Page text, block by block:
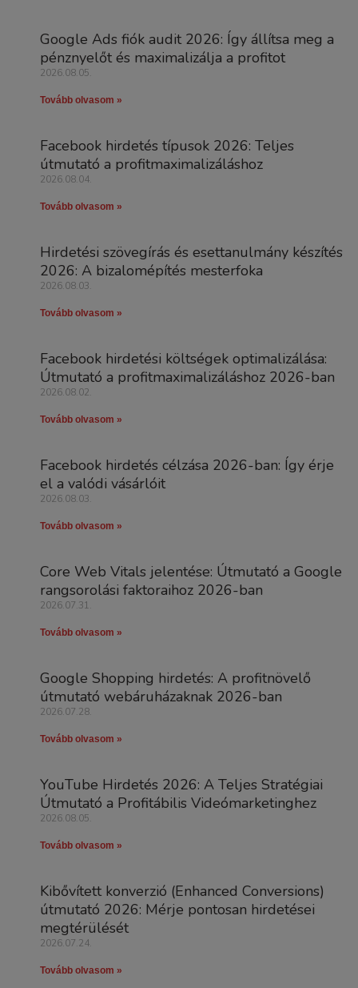
Google Ads fiók audit 2026: Így állítsa meg a
pénznyelőt és maximalizálja a profitot
2026.08.05.
Tovább olvasom »
Facebook hirdetés típusok 2026: Teljes
útmutató a profitmaximalizáláshoz
2026.08.04.
Tovább olvasom »
Hirdetési szövegírás és esettanulmány készítés
2026: A bizalomépítés mesterfoka
2026.08.03.
Tovább olvasom »
Facebook hirdetési költségek optimalizálása:
Útmutató a profitmaximalizáláshoz 2026-ban
2026.08.02.
Tovább olvasom »
Facebook hirdetés célzása 2026-ban: Így érje
el a valódi vásárlóit
2026.08.03.
Tovább olvasom »
Core Web Vitals jelentése: Útmutató a Google
rangsorolási faktoraihoz 2026-ban
2026.07.31.
Tovább olvasom »
Google Shopping hirdetés: A profitnövelő
útmutató webáruházaknak 2026-ban
2026.07.28.
Tovább olvasom »
YouTube Hirdetés 2026: A Teljes Stratégiai
Útmutató a Profitábilis Videómarketinghez
2026.08.05.
Tovább olvasom »
Kibővített konverzió (Enhanced Conversions)
útmutató 2026: Mérje pontosan hirdetései
megtérülését
2026.07.24.
Tovább olvasom »